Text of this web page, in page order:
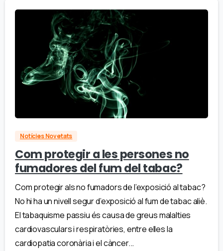
Notícies Novetats
Com protegir a les persones no
fumadores del fum del tabac?
Com protegir als no fumadors de l’exposició al tabac?
No hi ha un nivell segur d’exposició al fum de tabac aliè.
El tabaquisme passiu és causa de greus malalties
cardiovasculars i respiratòries, entre elles la
cardiopatia coronària i el càncer...